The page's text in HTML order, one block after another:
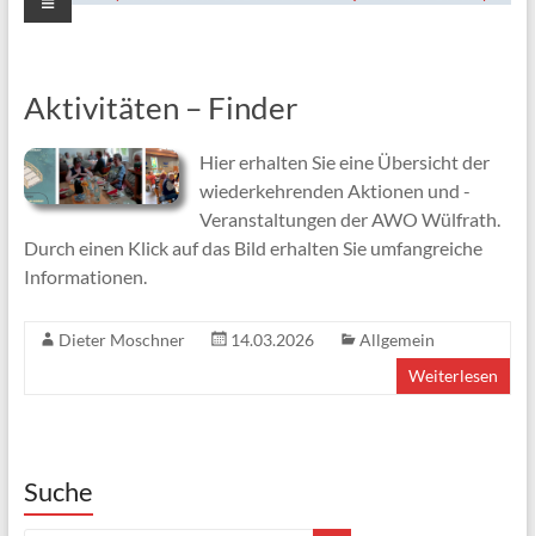
Wülfrath
Aktivitäten – Finder
Hier erhalten Sie eine Übersicht der
wiederkehrenden Aktionen und -
Veranstaltungen der AWO Wülfrath.
Durch einen Klick auf das Bild erhalten Sie umfangreiche
Informationen.
Dieter Moschner 14.03.2026
Allgemein
Weiterlesen
Suche